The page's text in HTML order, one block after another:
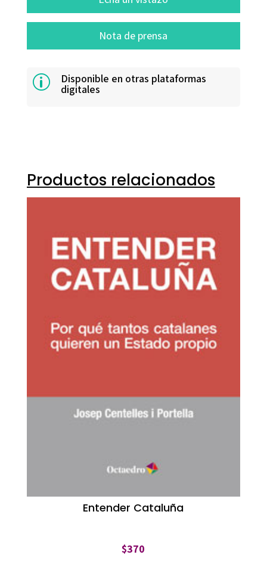
Nota de prensa
p Disponible en otras plataformas
digitales
Productos relacionados
Entender Cataluña
$370